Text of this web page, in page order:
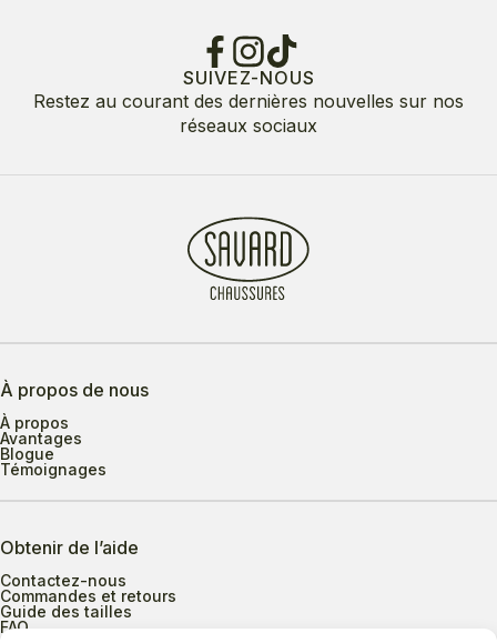
SUIVEZ-NOUS
Restez au courant des dernières nouvelles sur nos
réseaux sociaux
À propos de nous
À propos
Avantages
Blogue
Témoignages
Obtenir de l’aide
Contactez-nous
Commandes et retours
Guide des tailles
FAQ